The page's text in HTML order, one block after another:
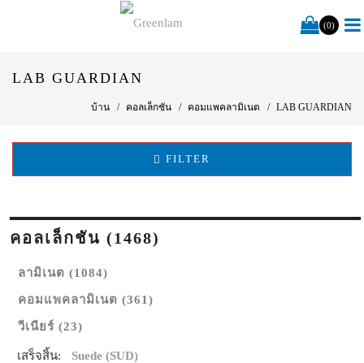
(0)
LAB GUARDIAN
บ้าน คอลเล็กชัน คอมแพคลามิเนต LAB GUARDIAN
FILTER
คอลเล็กชัน (1468)
ลามิเนต (1084)
คอมแพคลามิเนต (361)
วีเนียร์ (23)
เสร็จสิ้น: Suede (SUD)